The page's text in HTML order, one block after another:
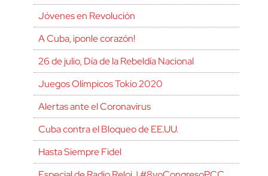
Jóvenes en Revolución
A Cuba, ¡ponle corazón!
26 de julio, Día de la Rebeldía Nacional
Juegos Olímpicos Tokio 2020
Alertas ante el Coronavirus
Cuba contra el Bloqueo de EE.UU.
Hasta Siempre Fidel